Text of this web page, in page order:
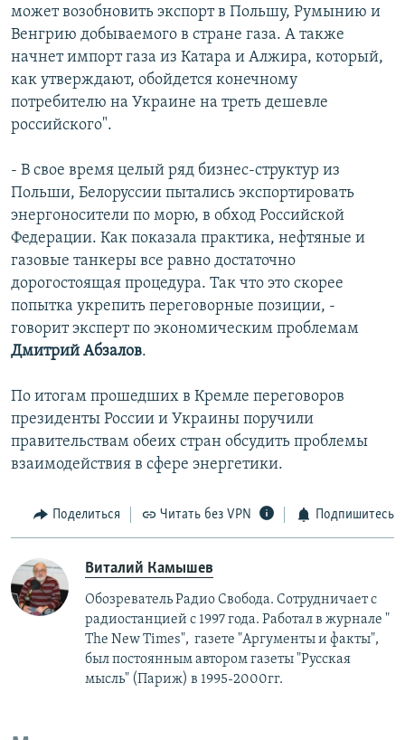
может возобновить экспорт в Польшу, Румынию и
Венгрию добываемого в стране газа. А также
начнет импорт газа из Катара и Алжира, который,
как утверждают, обойдется конечному
потребителю на Украине на треть дешевле
российского".
- В свое время целый ряд бизнес-структур из
Польши, Белоруссии пытались экспортировать
энергоносители по морю, в обход Российской
Федерации. Как показала практика, нефтяные и
газовые танкеры все равно достаточно
дорогостоящая процедура. Так что это скорее
попытка укрепить переговорные позиции, -
говорит эксперт по экономическим проблемам
Дмитрий Абзалов.
По итогам прошедших в Кремле переговоров
президенты России и Украины поручили
правительствам обеих стран обсудить проблемы
взаимодействия в сфере энергетики.
Поделиться Читать без VPN Подпишитесь
Виталий Камышев
Обозреватель Радио Свобода. Сотрудничает с
радиостанцией с 1997 года. Работал в журнале "
The New Times", газете "Аргументы и факты",
был постоянным автором газеты "Русская
мысль" (Париж) в 1995-2000гг.